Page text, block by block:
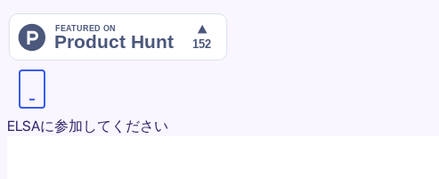
ELSAに参加してください